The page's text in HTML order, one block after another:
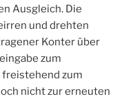
Ausgleich. Die
und drehten
Konter über
zum
zum
nicht zur erneuten